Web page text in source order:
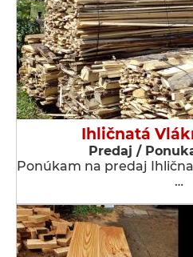
Ihličnatá
Predaj /
Ponúkam na predaj
…